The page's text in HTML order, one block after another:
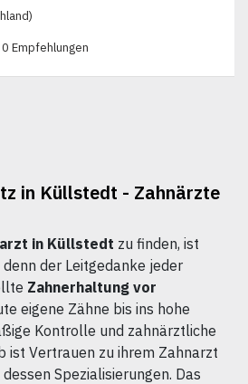
0 Empfehlungen
in Küllstedt - Zahnärzte
in Küllstedt zu finden, ist
der Leitgedanke jeder
Zahnerhaltung vor
eigene Zähne bis ins hohe
Kontrolle und zahnärztliche
ist Vertrauen zu ihrem Zahnarzt
Spezialisierungen. Das